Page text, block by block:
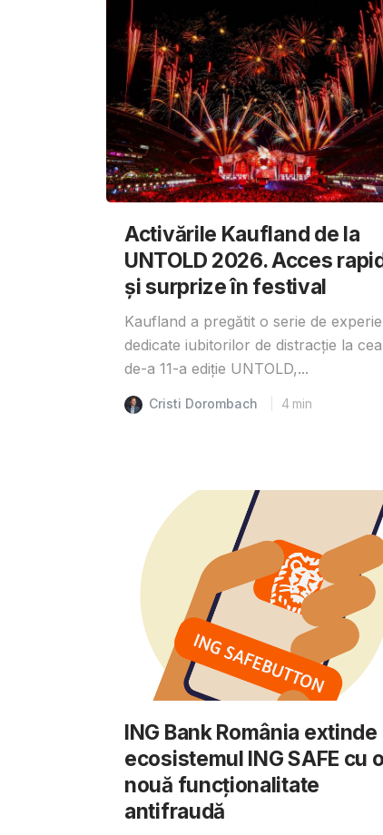
Activările Kaufland de la
UNTOLD 2026. Acces
și surprize în festival
Kaufland a pregătit o serie de
dedicate iubitorilor de distracție la cea
de-a 11-a ediție UNTOLD,...
Cristi Dorombach 4 min
ING Bank România extinde
ecosistemul ING SAFE cu o
nouă funcționalitate
antifraudă